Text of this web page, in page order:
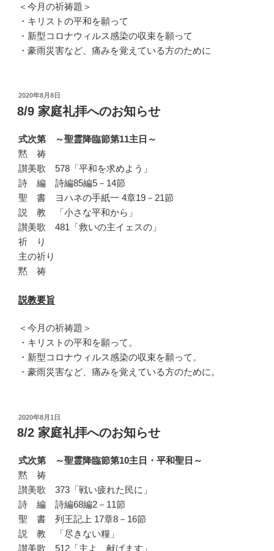
＜今月の祈祷題＞
・キリストの平和を願って
・新型コロナウィルス感染の収束を願って
・豪雨災害など、痛みを覚えている方のために
投
稿
日:
2020年8月8日
8/9 家庭礼拝へのお知らせ
式次第 ～聖霊降臨節第11主日～
黙 祷
讃美歌 578「平和を求めよう」
詩 編 詩編85編5－14節
聖 書 ヨハネの手紙一 4章19－21節
説 教 「小さな平和から」
讃美歌 481「救いの主イェスの」
祈 り
主の祈り
黙 祷
説教要旨
＜今月の祈祷題＞
・キリストの平和を願って。
・新型コロナウィルス感染の収束を願って。
・豪雨災害など、痛みを覚えている方のために。
投
稿
日:
2020年8月1日
8/2 家庭礼拝へのお知らせ
式次第 ～聖霊降臨節第10主日・平和聖日～
黙 祷
讃美歌 373「戦い疲れた民に」
詩 編 詩編68編2－11節
聖 書 列王記上 17章8－16節
説 教 「尽きない糧」
讃美歌 512「主よ、献げます」